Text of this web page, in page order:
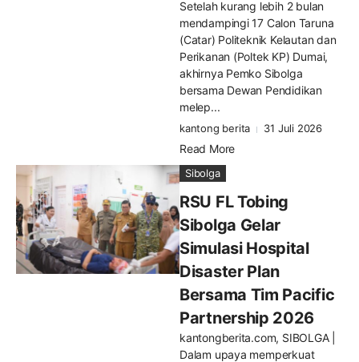
Setelah kurang lebih 2 bulan
mendampingi 17 Calon Taruna
(Catar) Politeknik Kelautan dan
Perikanan (Poltek KP) Dumai,
akhirnya Pemko Sibolga
bersama Dewan Pendidikan
melep...
kantong berita 31 Juli 2026
Read More
Sibolga
RSU FL Tobing
Sibolga Gelar
Simulasi Hospital
Disaster Plan
Bersama Tim Pacific
Partnership 2026
kantongberita.com, SIBOLGA |
Dalam upaya memperkuat